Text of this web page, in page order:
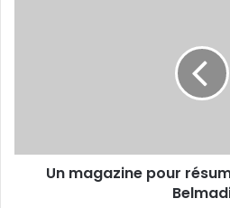
Un magazine pour